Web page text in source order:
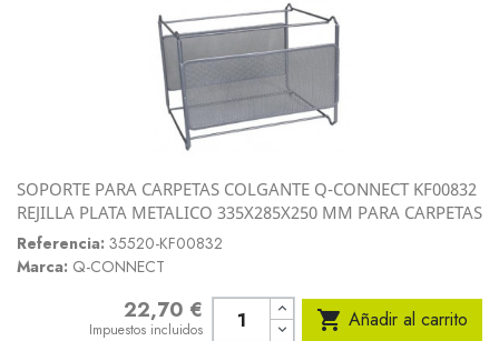
SOPORTE PARA CARPETAS COLGANTE Q-CONNECT KF00832
REJILLA PLATA METALICO 335X285X250 MM PARA CARPETAS
Referencia: 35520-KF00832
Marca: Q-CONNECT
Precio22,70 €
Impuestos incluidos  Añadir al carrito